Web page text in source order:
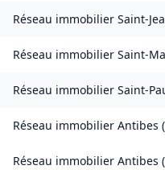
Réseau immobilier Saint-
Réseau immobilier Saint-
Réseau immobilier Saint-
Réseau immobilier Antibes (
Réseau immobilier Antibes (